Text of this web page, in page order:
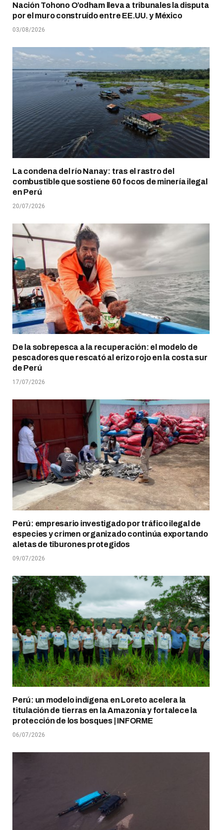
Nación Tohono O’odham lleva a tribunales la disputa
por el muro construído entre EE.UU. y México
03/08/2026
La condena del río Nanay: tras el rastro del
combustible que sostiene 60 focos de minería ilegal
en Perú
20/07/2026
De la sobrepesca a la recuperación: el modelo de
pescadores que rescató al erizo rojo en la costa sur
de Perú
17/07/2026
Perú: empresario investigado por tráfico ilegal de
especies y crimen organizado continúa exportando
aletas de tiburones protegidos
09/07/2026
Perú: un modelo indígena en Loreto acelera la
titulación de tierras en la Amazonía y fortalece la
protección de los bosques | INFORME
06/07/2026